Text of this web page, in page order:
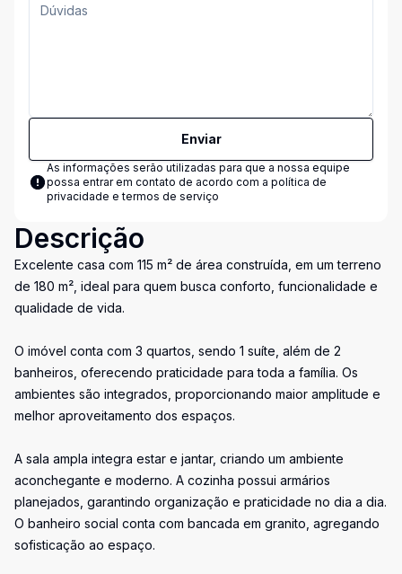
Enviar
As informações serão utilizadas para que a nossa equipe
possa entrar em contato de acordo com a política de
privacidade e termos de serviço
Descrição
Excelente casa com 115 m² de área construída, em um terreno
de 180 m², ideal para quem busca conforto, funcionalidade e
qualidade de vida.
O imóvel conta com 3 quartos, sendo 1 suíte, além de 2
banheiros, oferecendo praticidade para toda a família. Os
ambientes são integrados, proporcionando maior amplitude e
melhor aproveitamento dos espaços.
A sala ampla integra estar e jantar, criando um ambiente
aconchegante e moderno. A cozinha possui armários
planejados, garantindo organização e praticidade no dia a dia.
O banheiro social conta com bancada em granito, agregando
sofisticação ao espaço.